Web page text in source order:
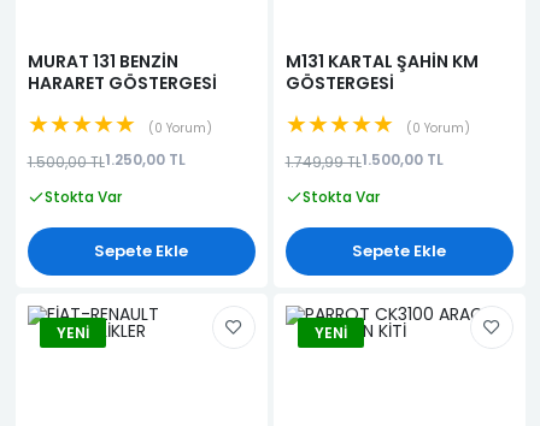
MURAT 131 BENZİN
HARARET GÖSTERGESİ
★★★★★ 0 Yorum
1.500,00 TL1.250,00 TL
Stokta Var
Sepete Ekle
M131 KARTAL ŞAHİN KM
GÖSTERGESİ
★★★★★ 0 Yorum
1.749,99 TL1.500,00 TL
Stokta Var
Sepete Ekle
YENI YENI